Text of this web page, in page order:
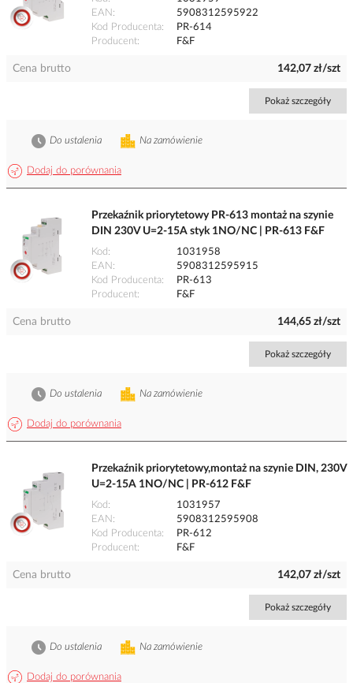
EAN
5908312595922
Kod Producenta
PR-614
Producent
F&F
Cena brutto 142,07 zł/szt
Pokaż szczegóły
Dodaj do porównania
Na zamówienie
Do ustalenia
Przekaźnik priorytetowy PR-613 montaż na szynie
DIN 230V U=2-15A styk 1NO/NC | PR-613 F&F
Kod
1031958
EAN
5908312595915
Kod Producenta
PR-613
Producent
F&F
Cena brutto 144,65 zł/szt
Pokaż szczegóły
Dodaj do porównania
Na zamówienie
Do ustalenia
Przekaźnik priorytetowy,montaż na szynie DIN, 230V
U=2-15A 1NO/NC | PR-612 F&F
Kod
1031957
EAN
5908312595908
Kod Producenta
PR-612
Producent
F&F
Cena brutto 142,07 zł/szt
Pokaż szczegóły
Dodaj do porównania
Na zamówienie
Do ustalenia